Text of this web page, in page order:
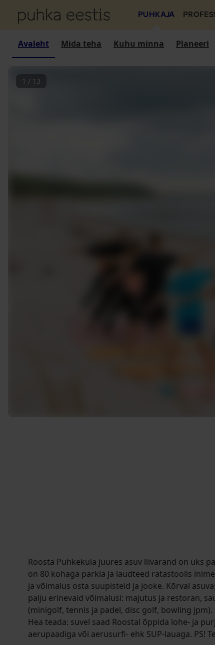
PUHKAJA
Avaleht Mida teha Kuhu minna Planeeri
1 / 13
Roosta Puhkeküla juures asuv liivarand on üks
on 80 kohaga parkla ja laudteed ratastoolis
ja võimalus osta suupisteid ja jooke. Kõrval
palju erinevaid võimalusi: majutus ja restoran,
(minigolf, tennis ja padel, disc golf, bowling jpm).
Hea teada: suvel saad Roostal õppida lohe- ja
aerupaadiga või aerusurfi- ehk SUP-lauaga. PS!